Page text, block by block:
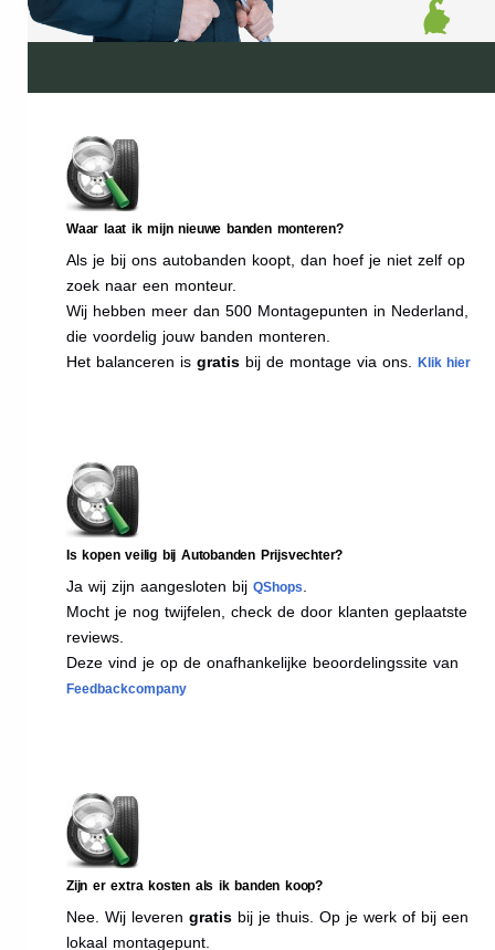
Waar laat ik mijn nieuwe banden monteren?
Als je bij ons autobanden koopt, dan hoef je niet zelf op
zoek naar een monteur.
Wij hebben meer dan 500 Montagepunten in Nederland,
die voordelig jouw banden monteren.
Het balanceren is gratis bij de montage via ons. Klik hier
Is kopen veilig bij Autobanden Prijsvechter?
Ja wij zijn aangesloten bij QShops
Mocht je nog twijfelen, check de door klanten geplaatste
reviews.
Deze vind je op de onafhankelijke beoordelingssite van
Feedbackcompany
Zijn er extra kosten als ik banden koop?
Nee. Wij leveren gratis bij je thuis. Op je werk of bij een
lokaal montagepunt.